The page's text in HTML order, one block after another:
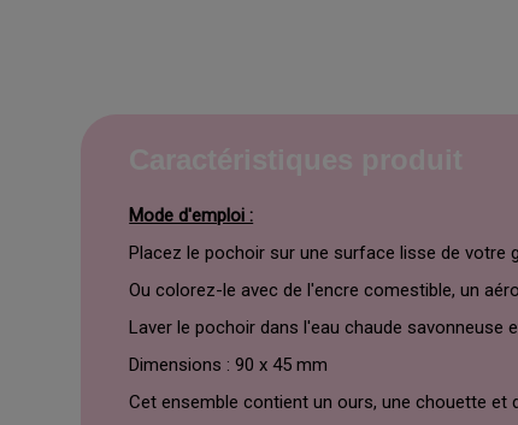
Mode d'emploi :
Placez le pochoir sur une surface lisse de votre
Ou colorez-le avec de l'encre comestible, un
Laver le pochoir dans l'eau chaude savonneuse
Dimensions : 90 x 45 mm
Cet ensemble contient un ours, une chouette et